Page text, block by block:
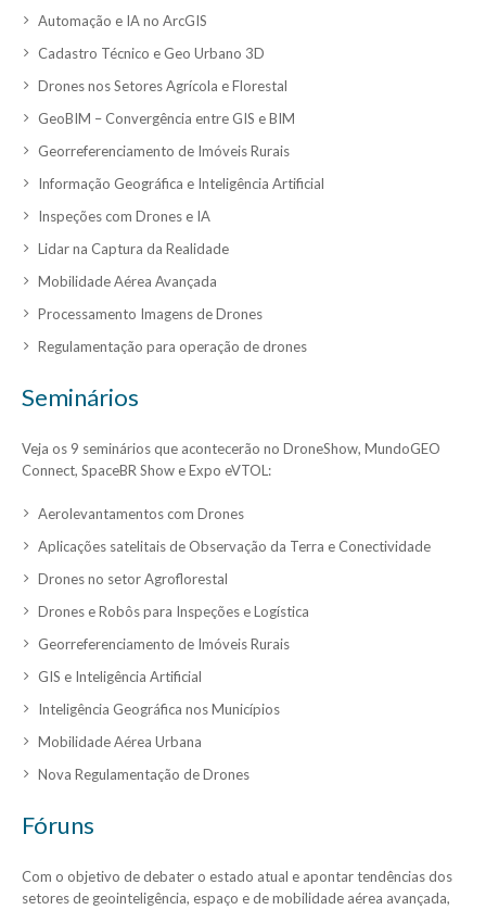
Automação e IA no ArcGIS
Cadastro Técnico e Geo Urbano 3D
Drones nos Setores Agrícola e Florestal
GeoBIM – Convergência entre GIS e BIM
Georreferenciamento de Imóveis Rurais
Informação Geográfica e Inteligência Artificial
Inspeções com Drones e IA
Lidar na Captura da Realidade
Mobilidade Aérea Avançada
Processamento Imagens de Drones
Regulamentação para operação de drones
Seminários
Veja os 9 seminários que acontecerão no DroneShow, MundoGEO
Connect, SpaceBR Show e Expo eVTOL:
Aerolevantamentos com Drones
Aplicações satelitais de Observação da Terra e Conectividade
Drones no setor Agroflorestal
Drones e Robôs para Inspeções e Logística
Georreferenciamento de Imóveis Rurais
GIS e Inteligência Artificial
Inteligência Geográfica nos Municípios
Mobilidade Aérea Urbana
Nova Regulamentação de Drones
Fóruns
Com o objetivo de debater o estado atual e apontar tendências dos
setores de geointeligência, espaço e de mobilidade aérea avançada,